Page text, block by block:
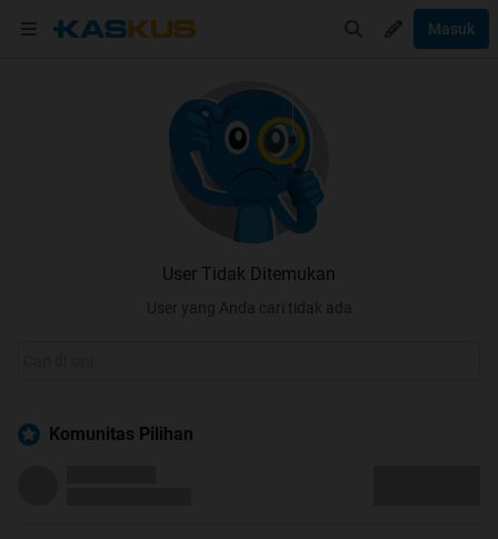
Masuk
User Tidak Ditemukan
User yang Anda cari tidak ada
Komunitas Pilihan